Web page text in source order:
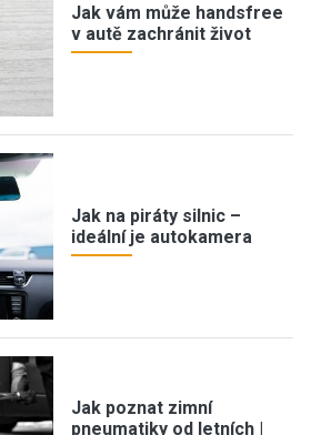
Jak vám může handsfree
v autě zachránit život
Jak na piráty silnic –
ideální je autokamera
Jak poznat zimní
pneumatiky od letních |